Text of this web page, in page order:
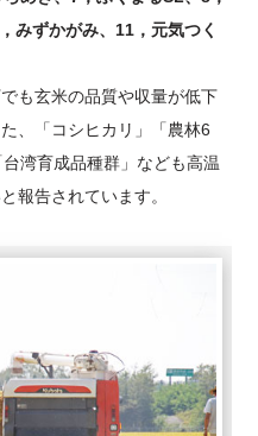
みずかがみ、11，元気つく
も玄米の品質や収量が低下
、「コシヒカリ」「農林6
湾育成品種群」なども高温
報告されています。